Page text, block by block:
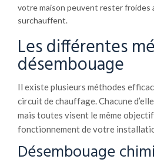
votre maison peuvent rester froides
surchauffent.
Les différentes
désembouage
Il existe plusieurs méthodes
circuit de chauffage. Chacune
mais toutes visent le même
fonctionnement de votre
Désembouage